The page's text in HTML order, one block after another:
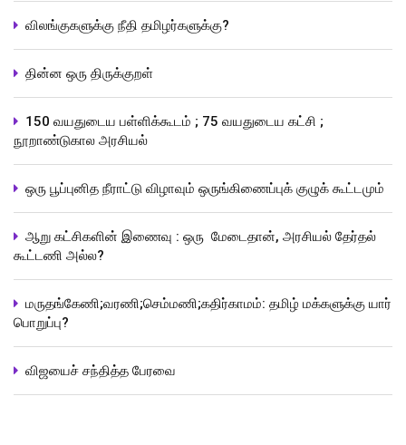
விலங்குகளுக்கு நீதி தமிழர்களுக்கு?
தின்ன ஒரு திருக்குறள்
150 வயதுடைய பள்ளிக்கூடம் ; 75 வயதுடைய கட்சி ;
நூறாண்டுகால அரசியல்
ஒரு பூப்புனித நீராட்டு விழாவும் ஒருங்கிணைப்புக் குழுக் கூட்டமும்
ஆறு கட்சிகளின் இணைவு : ஒரு மேடைதான், அரசியல் தேர்தல்
கூட்டணி அல்ல?
மருதங்கேணி;வரணி;செம்மணி;கதிர்காமம்: தமிழ் மக்களுக்கு யார்
பொறுப்பு?
விஜயைச் சந்தித்த பேரவை